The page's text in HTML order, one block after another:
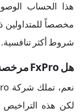
هذا الحساب
مخصصاً للمتداولين
شروط أكثر تنافسية.
هل FxPro مرخصة؟
نعم، تملك شركة FxPro
لكن هذه التراخيص